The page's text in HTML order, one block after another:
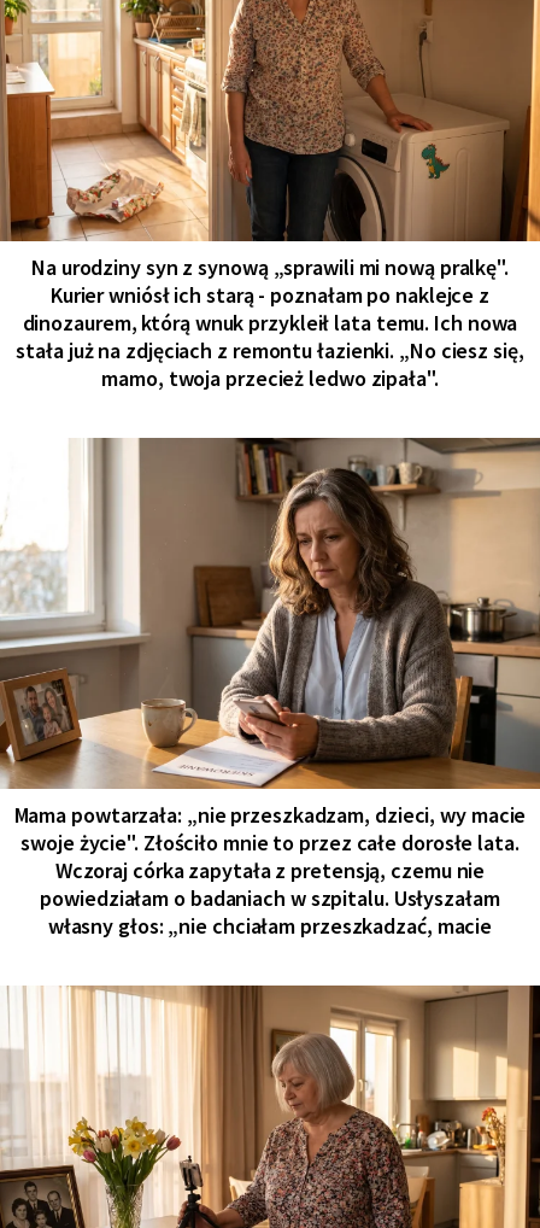
Na urodziny syn z synową „sprawili mi nową pralkę".
Kurier wniósł ich starą - poznałam po naklejce z
dinozaurem, którą wnuk przykleił lata temu. Ich nowa
stała już na zdjęciach z remontu łazienki. „No ciesz się,
mamo, twoja przecież ledwo zipała".
Mama powtarzała: „nie przeszkadzam, dzieci, wy macie
swoje życie". Złościło mnie to przez całe dorosłe lata.
Wczoraj córka zapytała z pretensją, czemu nie
powiedziałam o badaniach w szpitalu. Usłyszałam
własny głos: „nie chciałam przeszkadzać, macie